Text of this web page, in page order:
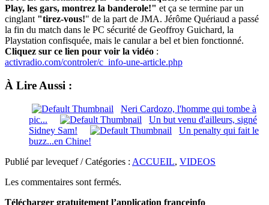
Play, les gars, montrez la banderole!" et ça se termine par un
cinglant "tirez-vous!" de la part de JMA. Jérôme Quériaud a passé
la fin du match dans le PC sécurité de Geoffroy Guichard, la
Playstation confisquée, mais le canular a bel et bien fonctionné.
Cliquez sur ce lien pour voir la vidéo :
activradio.com/controler/c_info-une-article.php
À Lire Aussi :
Neri Cardozo, l'homme qui tombe à
pic...
Un but venu d'ailleurs, signé
Sidney Sam!
Un penalty qui fait le
buzz...en Chine!
Publié par levequef / Catégories : ACCUEIL, VIDEOS
Les commentaires sont fermés.
Télécharger gratuitement l’application franceinfo